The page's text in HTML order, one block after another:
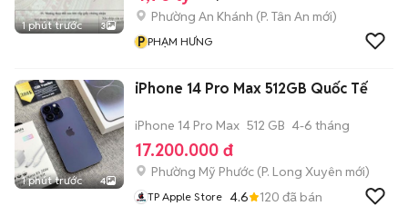
1 phút trước 3
Phường An Khánh (P. Tân An mới)
P PHẠM HƯNG
1 phút trước 4
iPhone 14 Pro Max 512GB Quốc Tế
iPhone 14 Pro Max 512 GB 4-6 tháng
17.200.000 đ
Phường Mỹ Phước (P. Long Xuyên mới)
TP Apple Store 4.6 120 đã bán